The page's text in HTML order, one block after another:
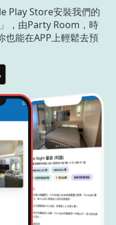
Play Store安裝我們的
，由Party Room，時
也能在APP上輕鬆去預